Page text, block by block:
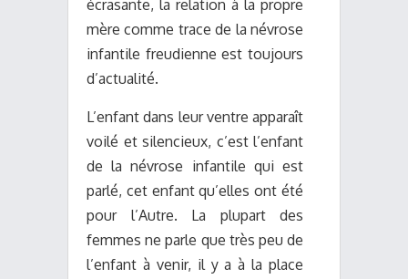
écrasante, la relation à la propre
mère comme trace de la névrose
infantile freudienne est toujours
d’actualité.
L’enfant dans leur ventre apparaît
voilé et silencieux, c’est l’enfant
de la névrose infantile qui est
parlé, cet enfant qu’elles ont été
pour l’Autre. La plupart des
femmes ne parle que très peu de
l’enfant à venir, il y a à la place